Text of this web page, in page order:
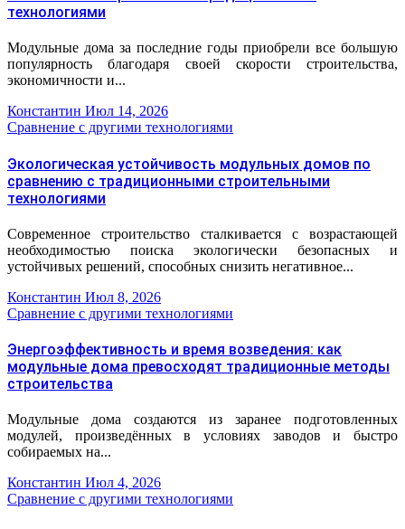
технологиями
Модульные дома за последние годы приобрели все большую
популярность благодаря своей скорости строительства,
экономичности и...
Константин Июл 14, 2026
Сравнение с другими технологиями
Экологическая устойчивость модульных домов по
сравнению с традиционными строительными
технологиями
Современное строительство сталкивается с возрастающей
необходимостью поиска экологически безопасных и
устойчивых решений, способных снизить негативное...
Константин Июл 8, 2026
Сравнение с другими технологиями
Энергоэффективность и время возведения: как
модульные дома превосходят традиционные методы
строительства
Модульные дома создаются из заранее подготовленных
модулей, произведённых в условиях заводов и быстро
собираемых на...
Константин Июл 4, 2026
Сравнение с другими технологиями